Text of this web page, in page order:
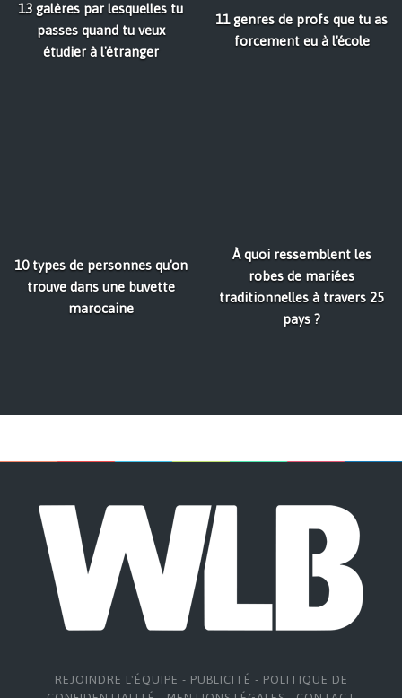
13 galères par lesquelles tu
passes quand tu veux
étudier à l'étranger
11 genres de profs que tu as
forcement eu à l'école
10 types de personnes qu'on
trouve dans une buvette
marocaine
À quoi ressemblent les
robes de mariées
traditionnelles à travers 25
pays ?
REJOINDRE L'ÉQUIPE - PUBLICITÉ - POLITIQUE DE